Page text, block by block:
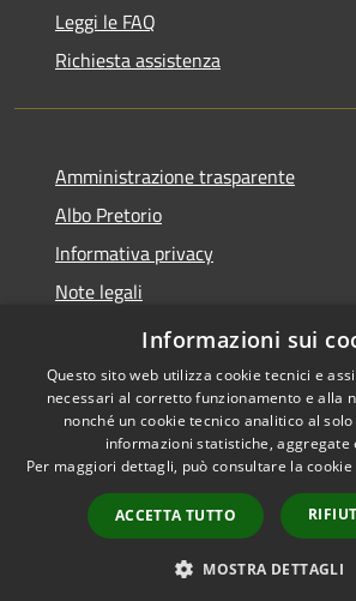
Leggi le FAQ
Richiesta assistenza
Amministrazione trasparente
Albo Pretorio
Informativa privacy
Note legali
Dichiarazione di accessibilità
Accessibilità
Informazioni sui
Questo sito web utilizza cookie tecnici e
necessari al corretto funzionamento e alla
nonché un cookie tecnico analitico al
informazioni statistiche, aggregate
Per maggiori dettagli, può consultare la
ACCETTA TUTTO
MOSTRA DETTAGLI